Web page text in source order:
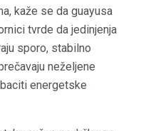
kaže se da guayusa
tvrde da jedinjenja
sporo, stabilno
neželjene
energetske